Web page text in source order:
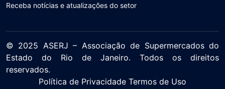
Receba notícias e atualizações do setor
© 2025 ASERJ – Associação de Supermercados do
Estado do Rio de Janeiro. Todos os direitos
reservados.
Política de Privacidade Termos de Uso